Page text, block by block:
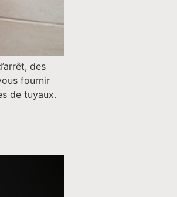
des
fournir
de tuyaux.